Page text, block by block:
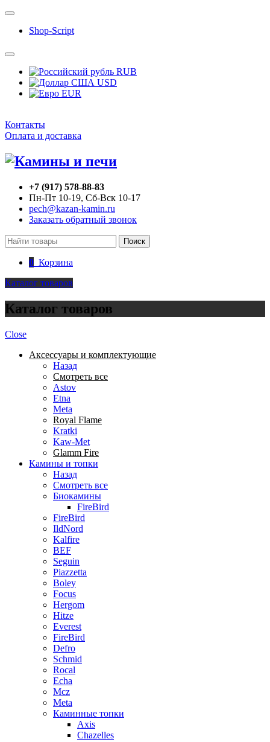
Shop-Script
RUB
USD
EUR
Контакты
Оплата и доставка
+7 (917) 578-88-83
Пн-Пт 10-19, Сб-Вск 10-17
pech@kazan-kamin.ru
Заказать обратный звонок
Поиск
0 Корзина
Каталог товаров
Каталог товаров
Close
Аксессуары и комплектующие
Назад
Смотреть все
Astov
Etna
Meta
Royal Flame
Kratki
Kaw-Met
Glamm Fire
Камины и топки
Назад
Смотреть все
Биокамины
FireBird
FireBird
IldNord
Kalfire
BEF
Seguin
Piazzetta
Boley
Focus
Hergom
Hitze
Everest
FireBird
Defro
Schmid
Rocal
Echa
Mcz
Meta
Каминные топки
Axis
Chazelles